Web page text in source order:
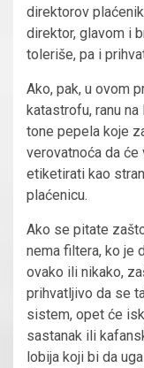
direktorov
direktor, glavom i
toleriše, pa i
Ako, pak, u ovom
katastrofu, ranu
tone pepela koje
verovatnoća da
etiketirati kao
plaćenicu.
Ako se pitate
nema filtera, ko je
ovako ili nikako,
prihvatljivo da se
sistem, opet će
sastanak ili
lobija koji bi da